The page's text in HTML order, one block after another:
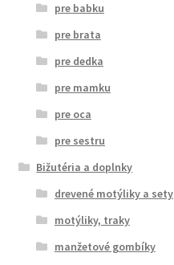
pre babku
pre brata
pre dedka
pre mamku
pre oca
pre sestru
Bižutéria a doplnky
drevené motýliky a sety
motýliky, traky
manžetové gombíky